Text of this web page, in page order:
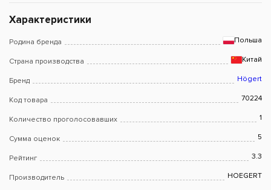
Характеристики
Родина бренда Польша
Страна производства Китай
Бренд Högert
Код товара 70224
Количество проголосовавших 1
Сумма оценок 5
Рейтинг 3.3
Производитель HOEGERT